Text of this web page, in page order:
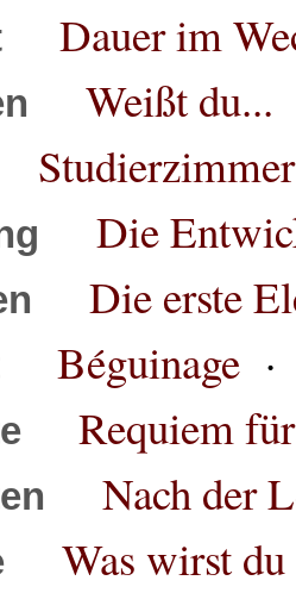
Dauer im
Weißt du...
Die
Die erste
Béguinage
Requiem
Nach der
Was wirst